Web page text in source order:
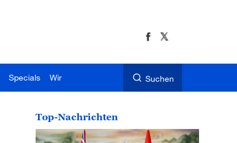
Specials Wir Suchen
Top-Nachrichten